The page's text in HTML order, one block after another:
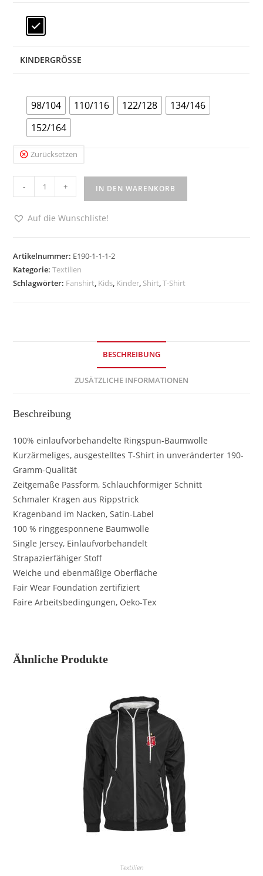
KINDERGRÖSSE
98/104 110/116 122/128
134/146
152/164
Zurücksetzen
Kids
Menge
- + IN DEN WARENKORB
Auf die Wunschliste!
Artikelnummer: E190-1-1-1-2
Kategorie:Textilien
Schlagwörter: Fanshirt, Kids, Kinder, Shirt,T-Shirt
BESCHREIBUNG
ZUSÄTZLICHE INFORMATIONEN
Beschreibung
100% einlaufvorbehandelte Ringspun-Baumwolle
Kurzärmeliges, ausgestelltes T-Shirt in unveränderter 190-
Gramm-Qualität
Zeitgemäße Passform, Schlauchförmiger Schnitt
Schmaler Kragen aus Rippstrick
Kragenband im Nacken, Satin-Label
100 % ringgesponnene Baumwolle
Single Jersey, Einlaufvorbehandelt
Strapazierfähiger Stoff
Weiche und ebenmäßige Oberfläche
Fair Wear Foundation zertifiziert
Faire Arbeitsbedingungen, Oeko-Tex
Ähnliche Produkte
Textilien